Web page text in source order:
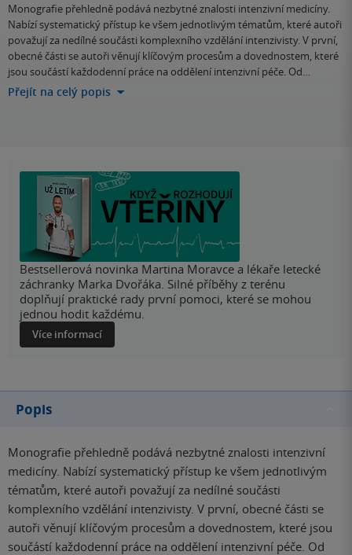
Monografie přehledně podává nezbytné znalosti intenzivní medicíny.
Nabízí systematický přístup ke všem jednotlivým tématům, které autoři
považují za nedílné součásti komplexního vzdělání intenzivisty. V první,
obecné části se autoři věnují klíčovým procesům a dovednostem, které
jsou součástí každodenní práce na oddělení intenzivní péče. Od…
Přejít na celý popis
Bestsellerová novinka Martina Moravce a lékaře letecké
záchranky Marka Dvořáka. Silné příběhy z terénu
doplňují praktické rady první pomoci, které se mohou
jednou hodit každému.
Více informací
Popis
Monografie přehledně podává nezbytné znalosti intenzivní
medicíny. Nabízí systematický přístup ke všem jednotlivým
tématům, které autoři považují za nedílné součásti
komplexního vzdělání intenzivisty. V první, obecné části se
autoři věnují klíčovým procesům a dovednostem, které jsou
součástí každodenní práce na oddělení intenzivní péče. Od